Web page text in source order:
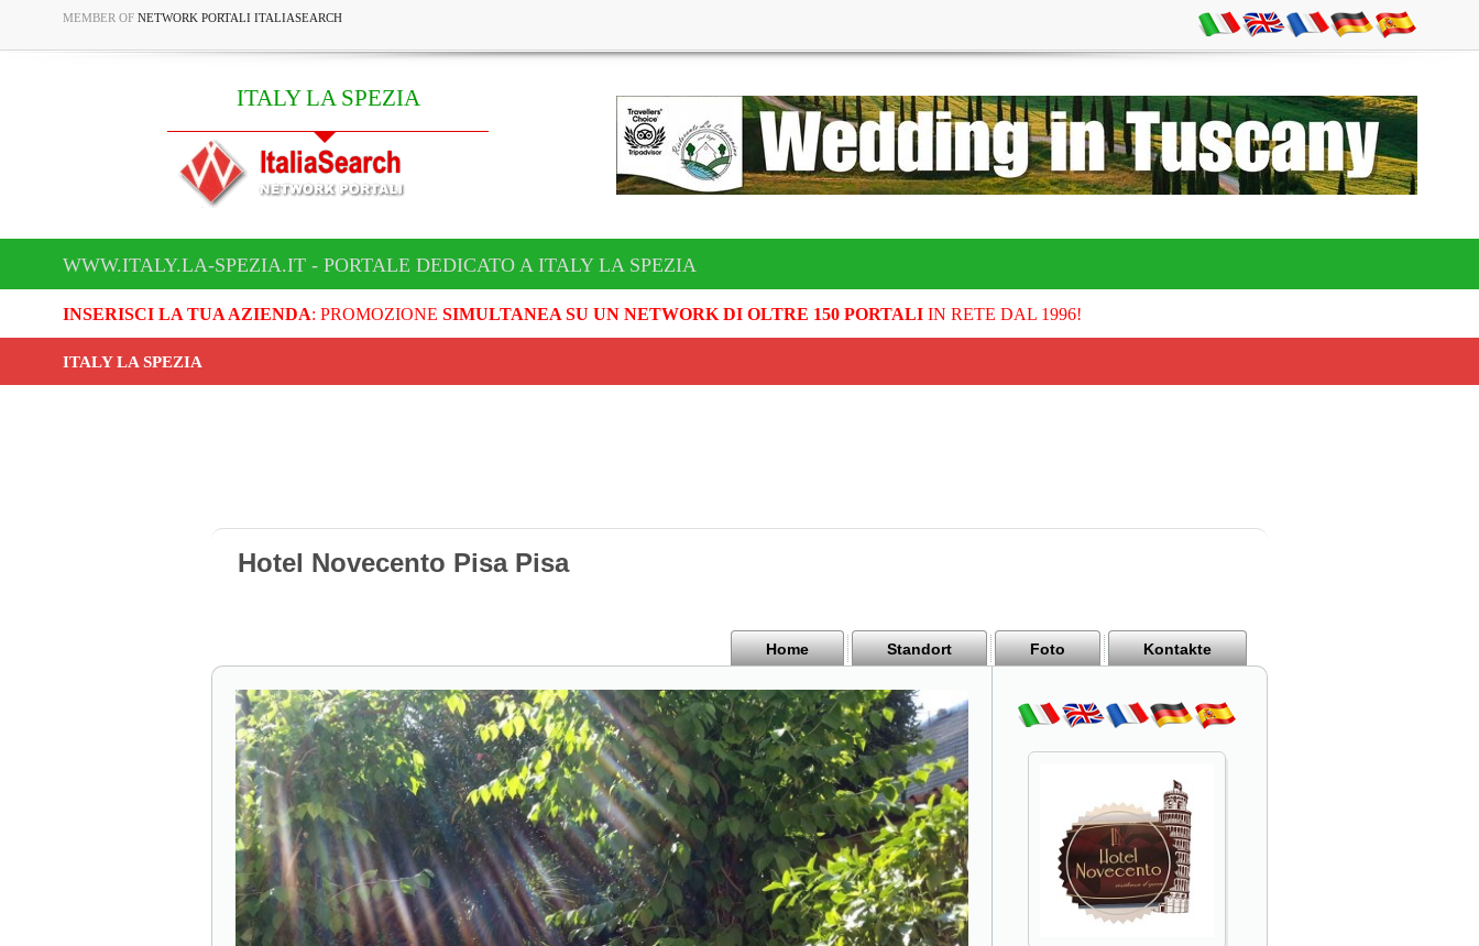
MEMBER OF NETWORK PORTALI ITALIASEARCH
ITALY LA SPEZIA
WWW.ITALY.LA-SPEZIA.IT - PORTALE DEDICATO A ITALY LA SPEZIA
INSERISCI LA TUA AZIENDA: PROMOZIONE SIMULTANEA SU UN NETWORK DI OLTRE 150 PORTALIIN RETE DAL 1996!
ITALY LA SPEZIA
Hotel Novecento Pisa Pisa
Home Standort Foto Kontakte